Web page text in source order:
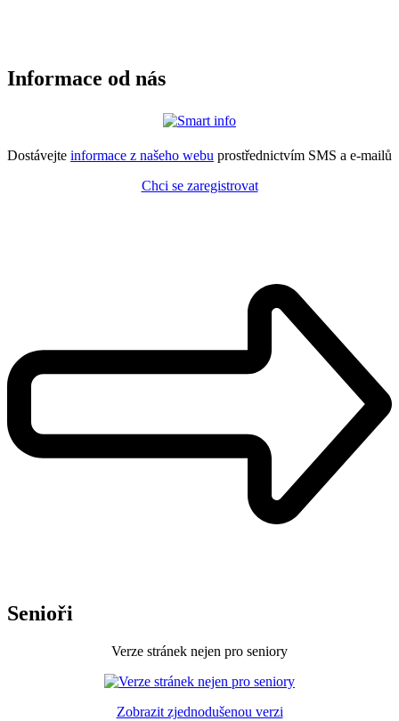
Informace od nás
Dostávejte informace z našeho webu prostřednictvím SMS a e-mailů
Chci se zaregistrovat
Senioři
Verze stránek nejen pro seniory
Zobrazit zjednodušenou verzi